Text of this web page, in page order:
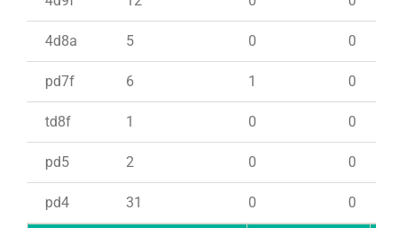
4d8a 5 0 0
pd7f 6 1 0
td8f 1 0 0
pd5 2 0 0
pd4 31 0 0